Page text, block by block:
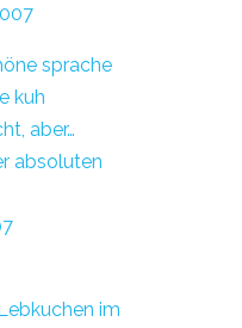
sprache
kuh
aber…
absoluten
im